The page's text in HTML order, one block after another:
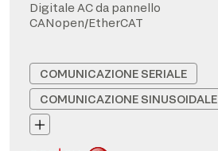
Digitale AC da pannello
CANopen/EtherCAT
COMUNICAZIONE SERIALE
COMUNICAZIONE SINUSOIDALE